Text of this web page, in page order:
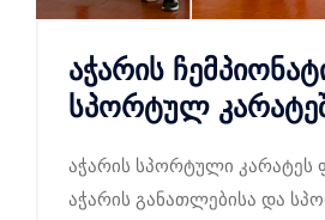
აჭარის
სპორტულ
აჭარის სპორტული კარატეს
აჭარის განათლებისა და